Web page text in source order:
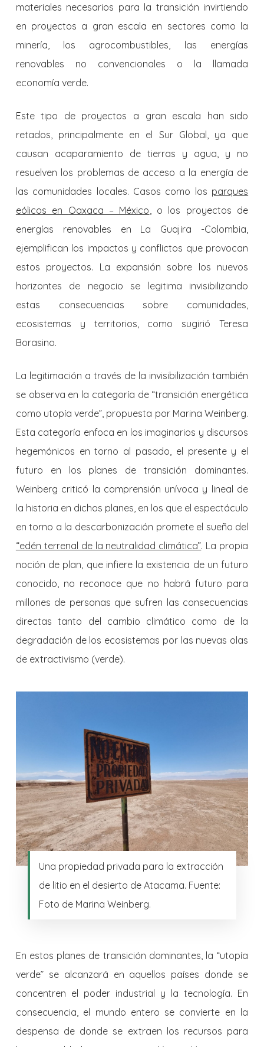
materiales necesarios para la transición invirtiendo
en proyectos a gran escala en sectores como la
minería, los agrocombustibles, las energías
renovables no convencionales o la llamada
economía verde.
Este tipo de proyectos a gran escala han sido
retados, principalmente en el Sur Global, ya que
causan acaparamiento de tierras y agua, y no
resuelven los problemas de acceso a la energía de
las comunidades locales. Casos como los parques
eólicos en Oaxaca – México , o los proyectos de
energías renovables en La Guajira -Colombia,
ejemplifican los impactos y conflictos que provocan
estos proyectos. La expansión sobre los nuevos
horizontes de negocio se legitima invisibilizando
estas consecuencias sobre comunidades,
ecosistemas y territorios, como sugirió Teresa
Borasino.
La legitimación a través de la invisibilización también
se observa en la categoría de “transición energética
como utopía verde”, propuesta por Marina Weinberg.
Esta categoría enfoca en los imaginarios y discursos
hegemónicos en torno al pasado, el presente y el
futuro en los planes de transición dominantes.
Weinberg criticó la comprensión unívoca y lineal de
la historia en dichos planes, en los que el espectáculo
en torno a la descarbonización promete el sueño del
“edén terrenal de la neutralidad climática”. La propia
noción de plan, que infiere la existencia de un futuro
conocido, no reconoce que no habrá futuro para
millones de personas que sufren las consecuencias
directas tanto del cambio climático como de la
degradación de los ecosistemas por las nuevas olas
de extractivismo (verde).
Una propiedad privada para la extracción
de litio en el desierto de Atacama. Fuente:
Foto de Marina Weinberg.
En estos planes de transición dominantes, la “utopía
verde” se alcanzará en aquellos países donde se
concentren el poder industrial y la tecnología. En
consecuencia, el mundo entero se convierte en la
despensa de donde se extraen los recursos para